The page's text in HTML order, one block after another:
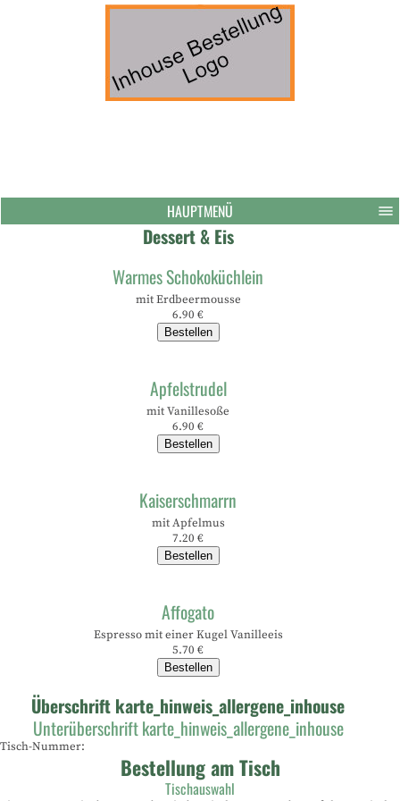
HAUPTMENÜ
Dessert & Eis
Warmes Schokoküchlein
mit Erdbeermousse
6.90 €
Bestellen
Apfelstrudel
mit Vanillesoße
6.90 €
Bestellen
Kaiserschmarrn
mit Apfelmus
7.20 €
Bestellen
Affogato
Espresso mit einer Kugel Vanilleeis
5.70 €
Bestellen
Überschrift karte_hinweis_allergene_inhouse
Unterüberschrift karte_hinweis_allergene_inhouse
Tisch-Nummer:
Bestellung am Tisch
Tischauswahl